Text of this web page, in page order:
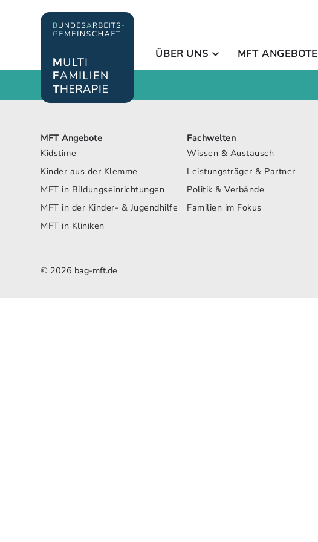
springen
ÜBER UNS MFT ANGEBOTE
MFT Angebote
Kidstime
Kinder aus der Klemme
MFT in Bildungseinrichtungen
MFT in der Kinder- & Jugendhilfe
MFT in Kliniken
Fachwelten
Wissen & Austausch
Leistungsträger & Partner
Politik & Verbände
Familien im Fokus
© 2026 bag-mft.de